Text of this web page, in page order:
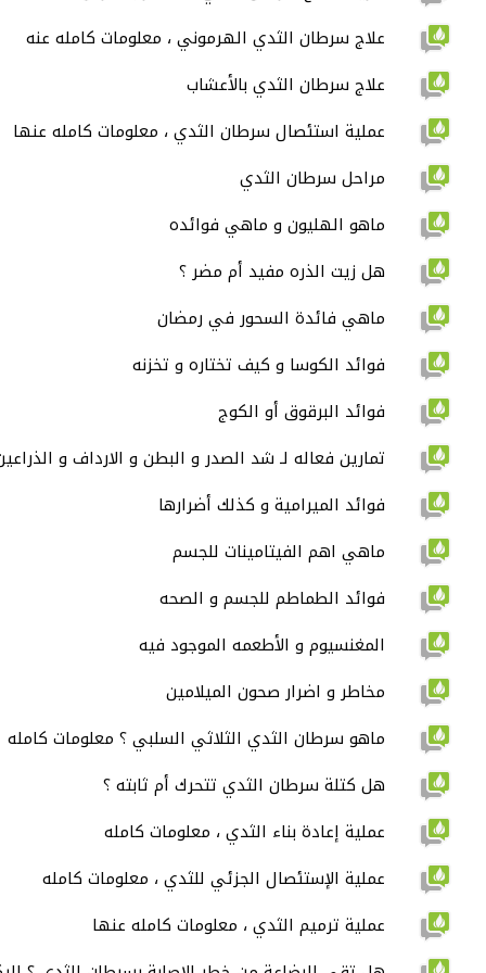
علاج سرطان الثدي الهرموني ، معلومات كامله عنه
علاج سرطان الثدي بالأعشاب
عملية استئصال سرطان الثدي ، معلومات كامله عنها
مراحل سرطان الثدي
ماهو الهليون و ماهي فوائده
هل زيت الذره مفيد أم مضر ؟
ماهي فائدة السحور في رمضان
فوائد الكوسا و كيف تختاره و تخزنه
فوائد البرقوق أو الكوج
تمارين فعاله لـ شد الصدر و البطن و الارداف و
فوائد الميرامية و كذلك أضرارها
ماهي اهم الفيتامينات للجسم
فوائد الطماطم للجسم و الصحه
المغنسيوم و الأطعمه الموجود فيه
مخاطر و اضرار صحون الميلامين
ماهو سرطان الثدي الثلاثي السلبي ؟ معلومات كامله
هل كتلة سرطان الثدي تتحرك أم ثابته ؟
عملية إعادة بناء الثدي ، معلومات كامله
عملية الإستئصال الجزئي للثدي ، معلومات كامله
عملية ترميم الثدي ، معلومات كامله عنها